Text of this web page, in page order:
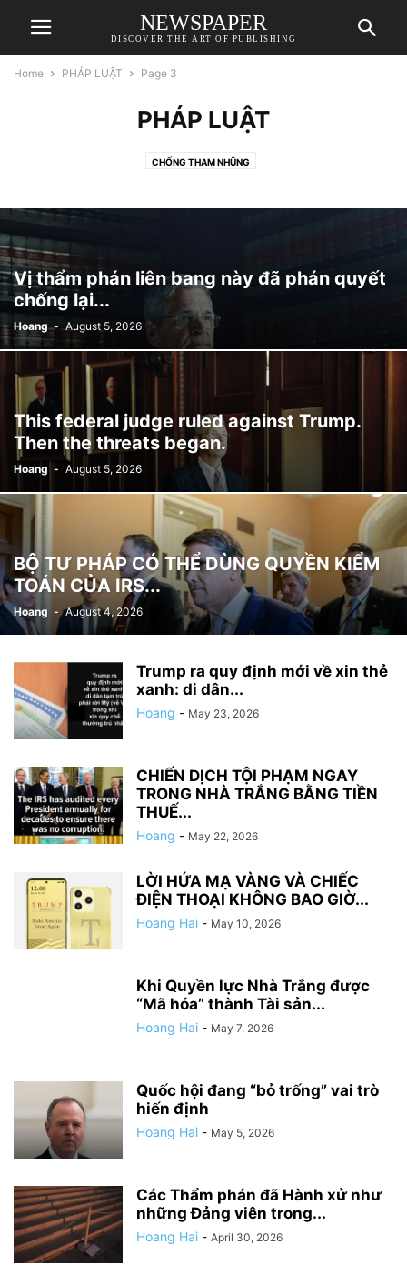
NEWSPAPER
DISCOVER THE ART OF PUBLISHING
Home PHÁP LUẬT Page 3
PHÁP LUẬT
CHỐNG THAM NHŨNG
Vị thẩm phán liên bang này đã phán quyết
chống lại...
Hoang - August 5, 2026
This federal judge ruled against Trump.
Then the threats began.
Hoang - August 5, 2026
BỘ TƯ PHÁP CÓ THỂ DÙNG QUYỀN KIỂM
TOÁN CỦA IRS...
Hoang - August 4, 2026
Trump ra quy định mới về xin thẻ
xanh: di dân...
Hoang - May 23, 2026
CHIẾN DỊCH TỘI PHẠM NGAY
TRONG NHÀ TRẮNG BẰNG TIỀN
THUẾ...
Hoang - May 22, 2026
LỜI HỨA MẠ VÀNG VÀ CHIẾC
ĐIỆN THOẠI KHÔNG BAO GIỜ...
Hoang Hai - May 10, 2026
Khi Quyền lực Nhà Trắng được
“Mã hóa” thành Tài sản...
Hoang Hai - May 7, 2026
Quốc hội đang “bỏ trống” vai trò
hiến định
Hoang Hai - May 5, 2026
Các Thẩm phán đã Hành xử như
những Đảng viên trong...
Hoang Hai - April 30, 2026